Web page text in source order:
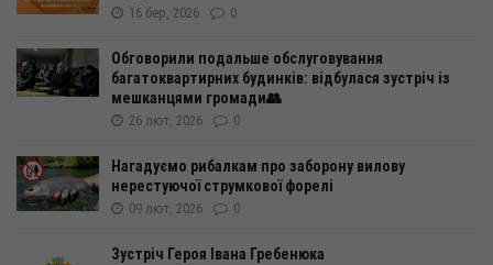
16 бер, 2026 0
Обговорили подальше обслуговування
багатоквартирних будинків: відбулася зустріч із
мешканцями громади👥
26 лют, 2026 0
Нагадуємо рибалкам про заборону вилову
нерестуючої струмкової форелі
09 лют, 2026 0
Зустріч Героя Івана Гребенюка